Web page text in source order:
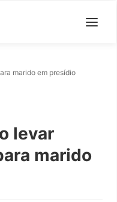
marido em presídio
levar
marido